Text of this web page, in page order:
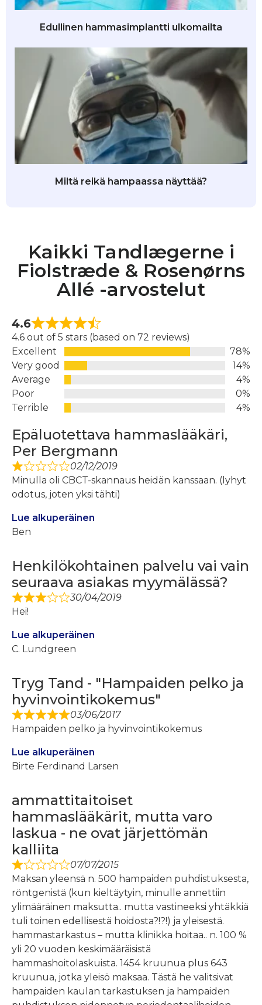
Edullinen hammasimplantti ulkomailta
Miltä reikä hampaassa näyttää?
Kaikki Tandlægerne i
Fiolstræde & Rosenørns
Allé -arvostelut
4.6
4.6 out of 5 stars (based on 72 reviews)
Excellent
78%
Very good
14%
Average
4%
Poor
0%
Terrible
4%
Epäluotettava hammaslääkäri,
Per Bergmann
02/12/2019
Minulla oli CBCT-skannaus heidän kanssaan. (lyhyt
odotus, joten yksi tähti)
Lue alkuperäinen
Ben
Henkilökohtainen palvelu vai vain
seuraava asiakas myymälässä?
30/04/2019
Hei!
Lue alkuperäinen
C. Lundgreen
Tryg Tand - "Hampaiden pelko ja
hyvinvointikokemus"
03/06/2017
Hampaiden pelko ja hyvinvointikokemus
Lue alkuperäinen
Birte Ferdinand Larsen
ammattitaitoiset
hammaslääkärit, mutta varo
laskua - ne ovat järjettömän
kalliita
07/07/2015
Maksan yleensä n. 500 hampaiden puhdistuksesta,
röntgenistä (kun kieltäytyin, minulle annettiin
ylimääräinen maksutta.. mutta vastineeksi yhtäkkiä
tuli toinen edellisestä hoidosta?!?!) ja yleisestä.
hammastarkastus – mutta klinikka hoitaa.. n. 100 %
yli 20 vuoden keskimääräisistä
hammashoitolaskuista. 1454 kruunua plus 643
kruunua, jotka yleisö maksaa. Tästä he valitsivat
hampaiden kaulan tarkastuksen ja hampaiden